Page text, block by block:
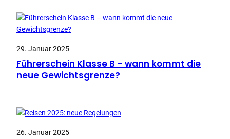
29. Januar 2025
Führerschein Klasse B – wann kommt die
neue Gewichtsgrenze?
26. Januar 2025